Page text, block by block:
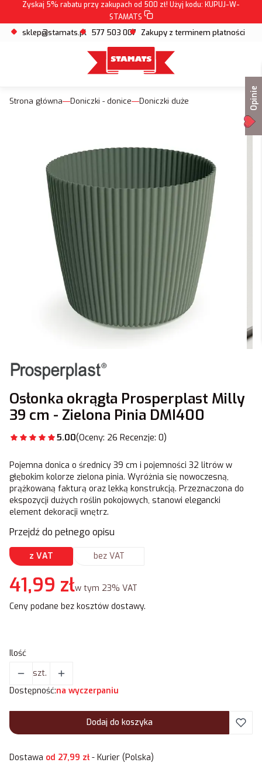
Zyskaj 5% rabatu przy zakupach od 500 zł! Użyj kodu: KUPUJ-W-
STAMATS
sklep@stamats.pl 577 503 007 Zakupy z terminem płatności
Strona główna Doniczki - donice Doniczki duże
Osłonka okrągła Prosperplast Milly
39 cm - Zielona Pinia DMI400
5.00(Oceny: 26 Recenzje: 0)
Pojemna donica o średnicy 39 cm i pojemności 32 litrów w
głębokim kolorze zielona pinia. Wyróżnia się nowoczesną,
prążkowaną fakturą oraz lekką konstrukcją. Przeznaczona do
ekspozycji dużych roślin pokojowych, stanowi elegancki
element dekoracji wnętrz.
Przejdź do pełnego opisu
z VAT bez VAT
Cena
41,99 złw tym 23% VAT
w tym 23% VAT
Ceny podane bez kosztów dostawy.
Ilość
szt.
Dostępność:na wyczerpaniu
Dodaj do koszyka
Dostawa od 27,99 zł- Kurier (Polska)
Opinie